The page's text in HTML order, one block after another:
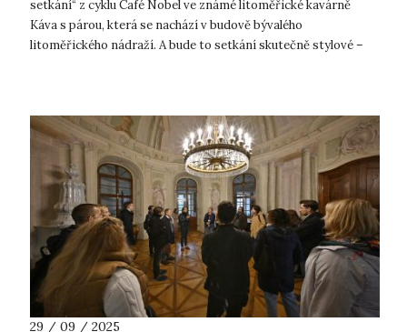
setkání“ z cyklu Café Nobel ve známé litoměřické kavárně
Káva s párou, která se nachází v budově bývalého
litoměřického nádraží. A bude to setkání skutečně stylové –
29 / 09 / 2025